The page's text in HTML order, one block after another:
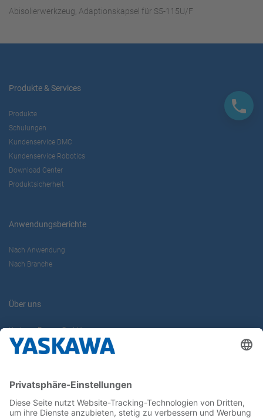
Abisolierwerkzeug, Adaptionskapsel für S5-115U/F
Produkte & Services
Produkte
Schulungen
Kundenservice DMC
Kundenservice Robotics
Download Center
Produktsicherheit
Anwendungsberichte
Nach Anwendung
Nach Branche
Über uns
Yaskawa Europe GmbH
Karriere
Newsletter